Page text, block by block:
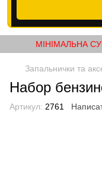
МІНІМАЛЬНА
Запальнички та
Набор
Артикул: 2761